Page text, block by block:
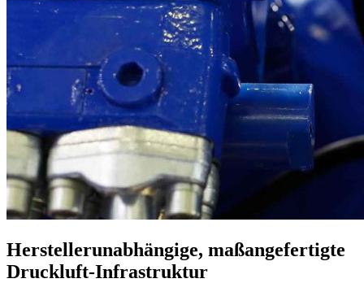
Herstellerunabhängige, maßangefertigte
Druckluft-Infrastruktur